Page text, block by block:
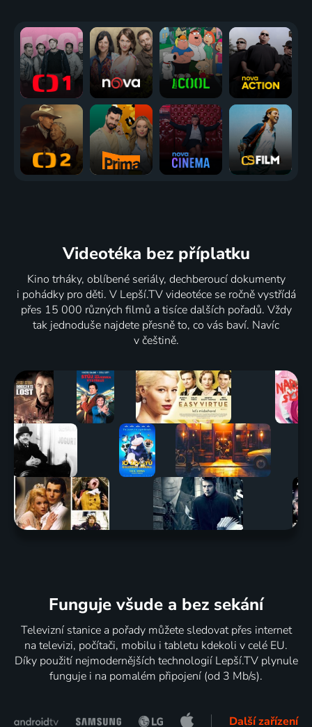
Videotéka bez příplatku
Kino trháky, oblíbené seriály, dechberoucí dokumenty
i pohádky pro děti. V Lepší.TV videotéce se ročně vystřídá
přes 15 000 různých filmů a tisíce dalších pořadů. Vždy
tak jednoduše najdete přesně to, co vás baví. Navíc
v češtině.
Funguje všude a bez sekání
Televizní stanice a pořady můžete sledovat přes internet
na televizi, počítači, mobilu i tabletu kdekoli v celé EU.
Díky použití nejmodernějších technologií Lepší.TV plynule
funguje i na pomalém připojení (od 3 Mb/s).
Další zařízení